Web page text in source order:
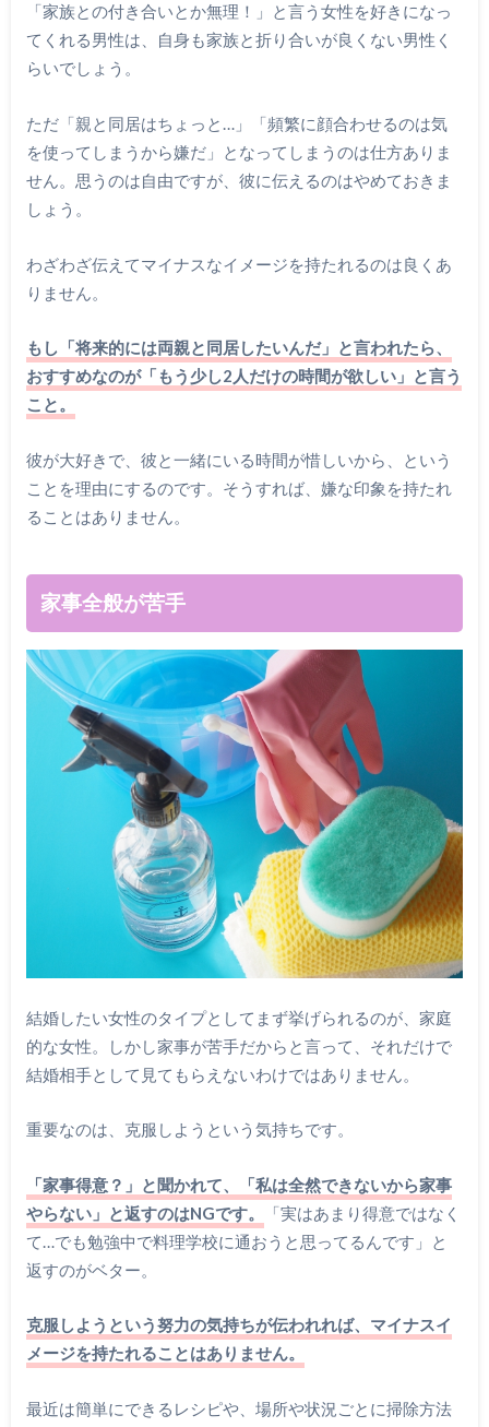
「家族との付き合いとか無理！」と言う女性を好きになっ
てくれる男性は、自身も家族と折り合いが良くない男性く
らいでしょう。
ただ「親と同居はちょっと…」「頻繁に顔合わせるのは気
を使ってしまうから嫌だ」となってしまうのは仕方ありま
せん。思うのは自由ですが、彼に伝えるのはやめておきま
しょう。
わざわざ伝えてマイナスなイメージを持たれるのは良くあ
りません。
もし「将来的には両親と同居したいんだ」と言われたら、
おすすめなのが「もう少し2人だけの時間が欲しい」と言う
こと。
彼が大好きで、彼と一緒にいる時間が惜しいから、という
ことを理由にするのです。そうすれば、嫌な印象を持たれ
ることはありません。
家事全般が苦手
結婚したい女性のタイプとしてまず挙げられるのが、家庭
的な女性。しかし家事が苦手だからと言って、それだけで
結婚相手として見てもらえないわけではありません。
重要なのは、克服しようという気持ちです。
「家事得意？」と聞かれて、「私は全然できないから家事
やらない」と返すのはNGです。
「実はあまり得意ではなく
て…でも勉強中で料理学校に通おうと思ってるんです」と
返すのがベター。
克服しようという努力の気持ちが伝われれば、マイナスイ
メージを持たれることはありません。
最近は簡単にできるレシピや、場所や状況ごとに掃除方法